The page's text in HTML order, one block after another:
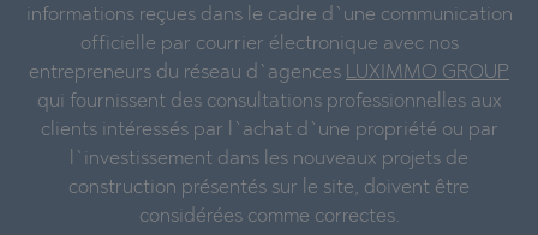
informations reçues dans le cadre d`une communication
officielle par courrier électronique avec nos
entrepreneurs du réseau d`agences LUXIMMO GROUP
qui fournissent des consultations professionnelles aux
clients intéressés par l`achat d`une propriété ou par
l`investissement dans les nouveaux projets de
construction présentés sur le site, doivent être
considérées comme correctes.